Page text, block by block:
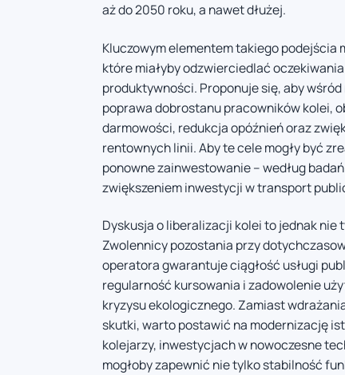
aż do 2050 roku, a nawet dłużej.
Kluczowym elementem takiego
które miałyby odzwierciedlać
produktywności. Proponuje się, aby
poprawa dobrostanu pracowników kolei,
darmowości, redukcja opóźnień oraz
rentownych linii. Aby te cele mogły być
ponowne zainwestowanie – według
zwiększeniem inwestycji w transport
Dyskusja o liberalizacji kolei to jednak nie
Zwolennicy pozostania przy
operatora gwarantuje ciągłość usługi
regularność kursowania i zadowolenie
kryzysu ekologicznego. Zamiast
skutki, warto postawić na modernizację
kolejarzy, inwestycjach w nowoczesne
mogłoby zapewnić nie tylko stabilność